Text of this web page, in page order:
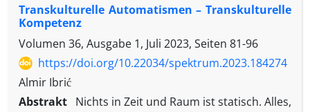
Transkulturelle Automatismen – Transkulturelle
Kompetenz
Volumen 36, Ausgabe 1, Juli 2023, Seiten 81-96
https://doi.org/10.22034/spektrum.2023.184274
Almir Ibrić
Abstrakt Nichts in Zeit und Raum ist statisch. Alles,